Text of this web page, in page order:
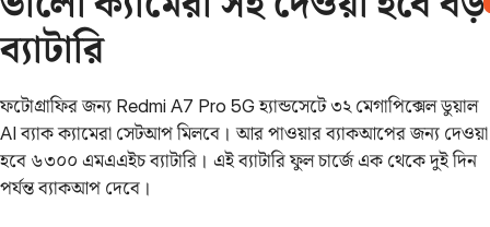
ব্যাটারি
ফটোগ্রাফির জন্য Redmi A7 Pro 5G হ্যান্ডসেটে ৩২ মেগাপিক্সেল ডুয়াল
AI ব্যাক ক্যামেরা সেটআপ মিলবে। আর পাওয়ার ব্যাকআপের জন্য দেওয়া
হবে ৬৩০০ এমএএইচ ব্যাটারি। এই ব্যাটারি ফুল চার্জে এক থেকে দুই দিন
পর্যন্ত ব্যাকআপ দেবে।